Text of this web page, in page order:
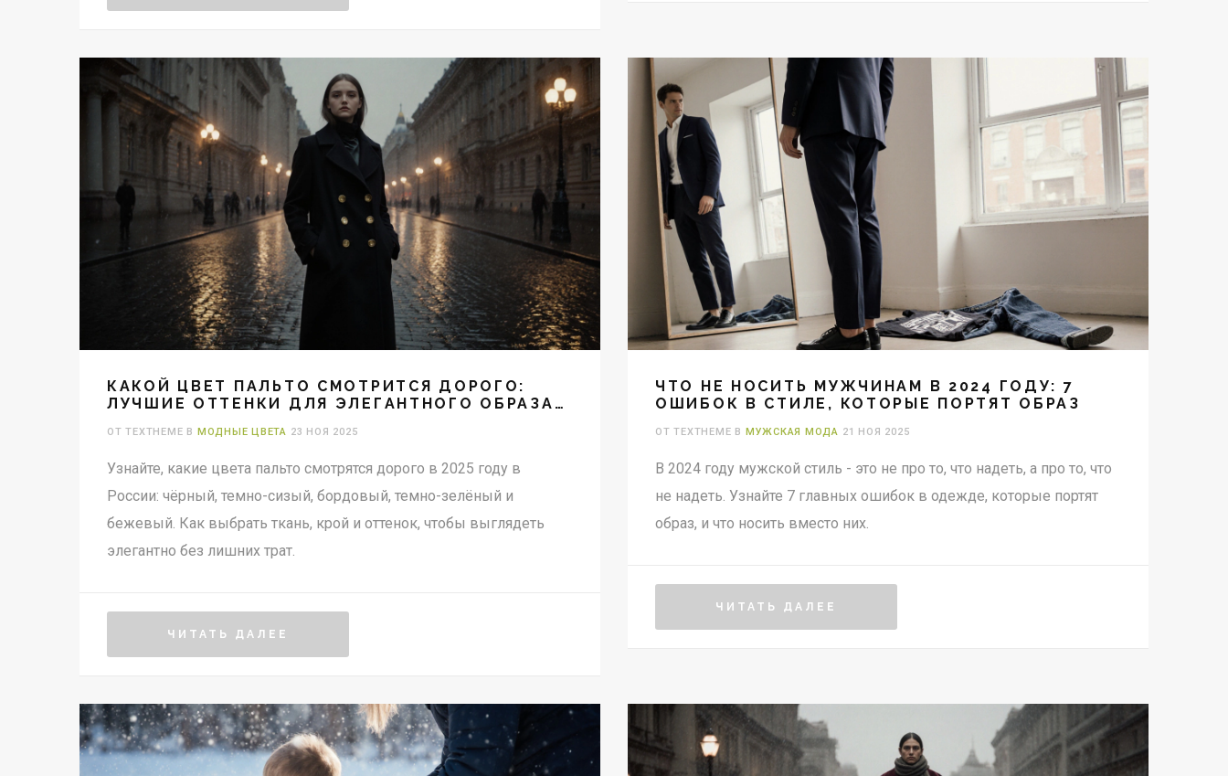
КАКОЙ ЦВЕТ ПАЛЬТО СМОТРИТСЯ ДОРОГО:
ЛУЧШИЕ ОТТЕНКИ ДЛЯ ЭЛЕГАНТНОГО ОБРАЗА
ОТ TEXTHEME В МОДНЫЕ ЦВЕТА 23 НОЯ 2025
Узнайте, какие цвета пальто смотрятся дорого в 2025 году в
России: чёрный, темно-сизый, бордовый, темно-зелёный и
бежевый. Как выбрать ткань, крой и оттенок, чтобы выглядеть
элегантно без лишних трат.
ЧИТАТЬ ДАЛЕЕ
ЧТО НЕ НОСИТЬ МУЖЧИНАМ В 2024 ГОДУ: 7
ОШИБОК В СТИЛЕ, КОТОРЫЕ ПОРТЯТ ОБРАЗ
ОТ TEXTHEME В МУЖСКАЯ МОДА 21 НОЯ 2025
В 2024 году мужской стиль - это не про то, что надеть, а про то, что
не надеть. Узнайте 7 главных ошибок в одежде, которые портят
образ, и что носить вместо них.
ЧИТАТЬ ДАЛЕЕ